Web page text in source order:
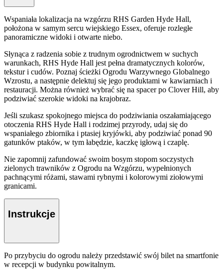
Wspaniała lokalizacja na wzgórzu RHS Garden Hyde Hall,
położona w samym sercu wiejskiego Essex, oferuje rozległe
panoramiczne widoki i otwarte niebo.
Słynąca z radzenia sobie z trudnym ogrodnictwem w suchych
warunkach, RHS Hyde Hall jest pełna dramatycznych kolorów,
tekstur i cudów. Poznaj ścieżki Ogrodu Warzywnego Globalnego
Wzrostu, a następnie delektuj się jego produktami w kawiarniach i
restauracji. Można również wybrać się na spacer po Clover Hill, aby
podziwiać szerokie widoki na krajobraz.
Jeśli szukasz spokojnego miejsca do podziwiania oszałamiającego
otoczenia RHS Hyde Hall i rodzimej przyrody, udaj się do
wspaniałego zbiornika i ptasiej kryjówki, aby podziwiać ponad 90
gatunków ptaków, w tym łabędzie, kaczkę igłową i czaplę.
Nie zapomnij zafundować swoim bosym stopom soczystych
zielonych trawników z Ogrodu na Wzgórzu, wypełnionych
pachnącymi różami, stawami rybnymi i kolorowymi ziołowymi
granicami.
Instrukcje
Po przybyciu do ogrodu należy przedstawić swój bilet na smartfonie
w recepcji w budynku powitalnym.